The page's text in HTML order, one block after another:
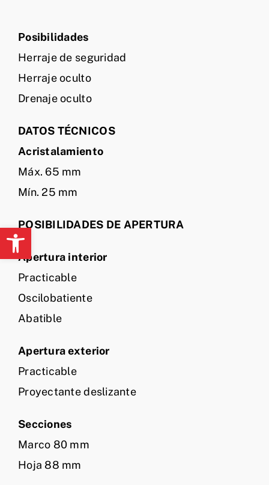
Abrir barra de herramientas
Posibilidades
Herraje de seguridad
Herraje oculto
Drenaje oculto
DATOS TÉCNICOS
Acristalamiento
Máx. 65 mm
Mín. 25 mm
POSIBILIDADES DE APERTURA
Apertura interior
Practicable
Oscilobatiente
Abatible
Apertura exterior
Practicable
Proyectante deslizante
Secciones
Marco 80 mm
Hoja 88 mm